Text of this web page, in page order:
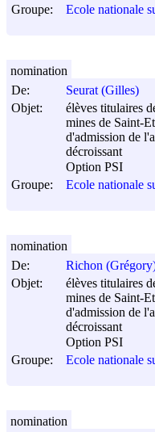
Groupe:
Ecole nationale
De:
Seurat (Gilles)
Objet:
élèves titulaires
mines de Saint-
d'admission de
décroissant
Option PSI
Groupe:
Ecole nationale
nomination
De:
Richon
Objet:
élèves titulaires
mines de Saint-
d'admission de
décroissant
Option PSI
Groupe:
Ecole nationale
nomination
nomination